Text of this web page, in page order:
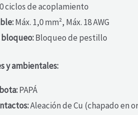
ciclos de acoplamiento
Máx. 1,0 mm², Máx. 18 AWG
Bloqueo de pestillo
y ambientales:
PAPÁ
Aleación de Cu (chapado en